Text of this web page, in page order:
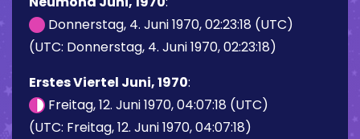
Donnerstag, 4. Juni 1970, 02:23:18 (UTC)
(UTC: Donnerstag, 4. Juni 1970, 02:23:18)
Erstes Viertel Juni, 1970:
Freitag, 12. Juni 1970, 04:07:18 (UTC)
(UTC: Freitag, 12. Juni 1970, 04:07:18)